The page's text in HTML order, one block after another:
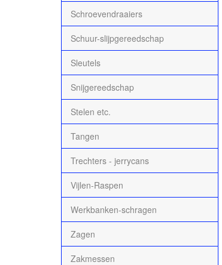
Schroevendraaiers
Schuur-slijpgereedschap
Sleutels
Snijgereedschap
Stelen etc.
Tangen
Trechters - jerrycans
Vijlen-Raspen
Werkbanken-schragen
Zagen
Zakmessen